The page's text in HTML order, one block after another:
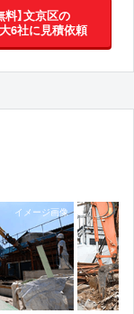
料】文京区の
6社に見積依頼